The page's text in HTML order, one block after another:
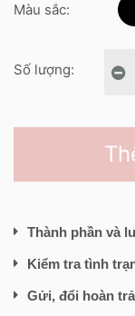
Màu sắc:
Số lượng:
Thành phần và
Kiểm tra tình
Gửi, đổi hoàn